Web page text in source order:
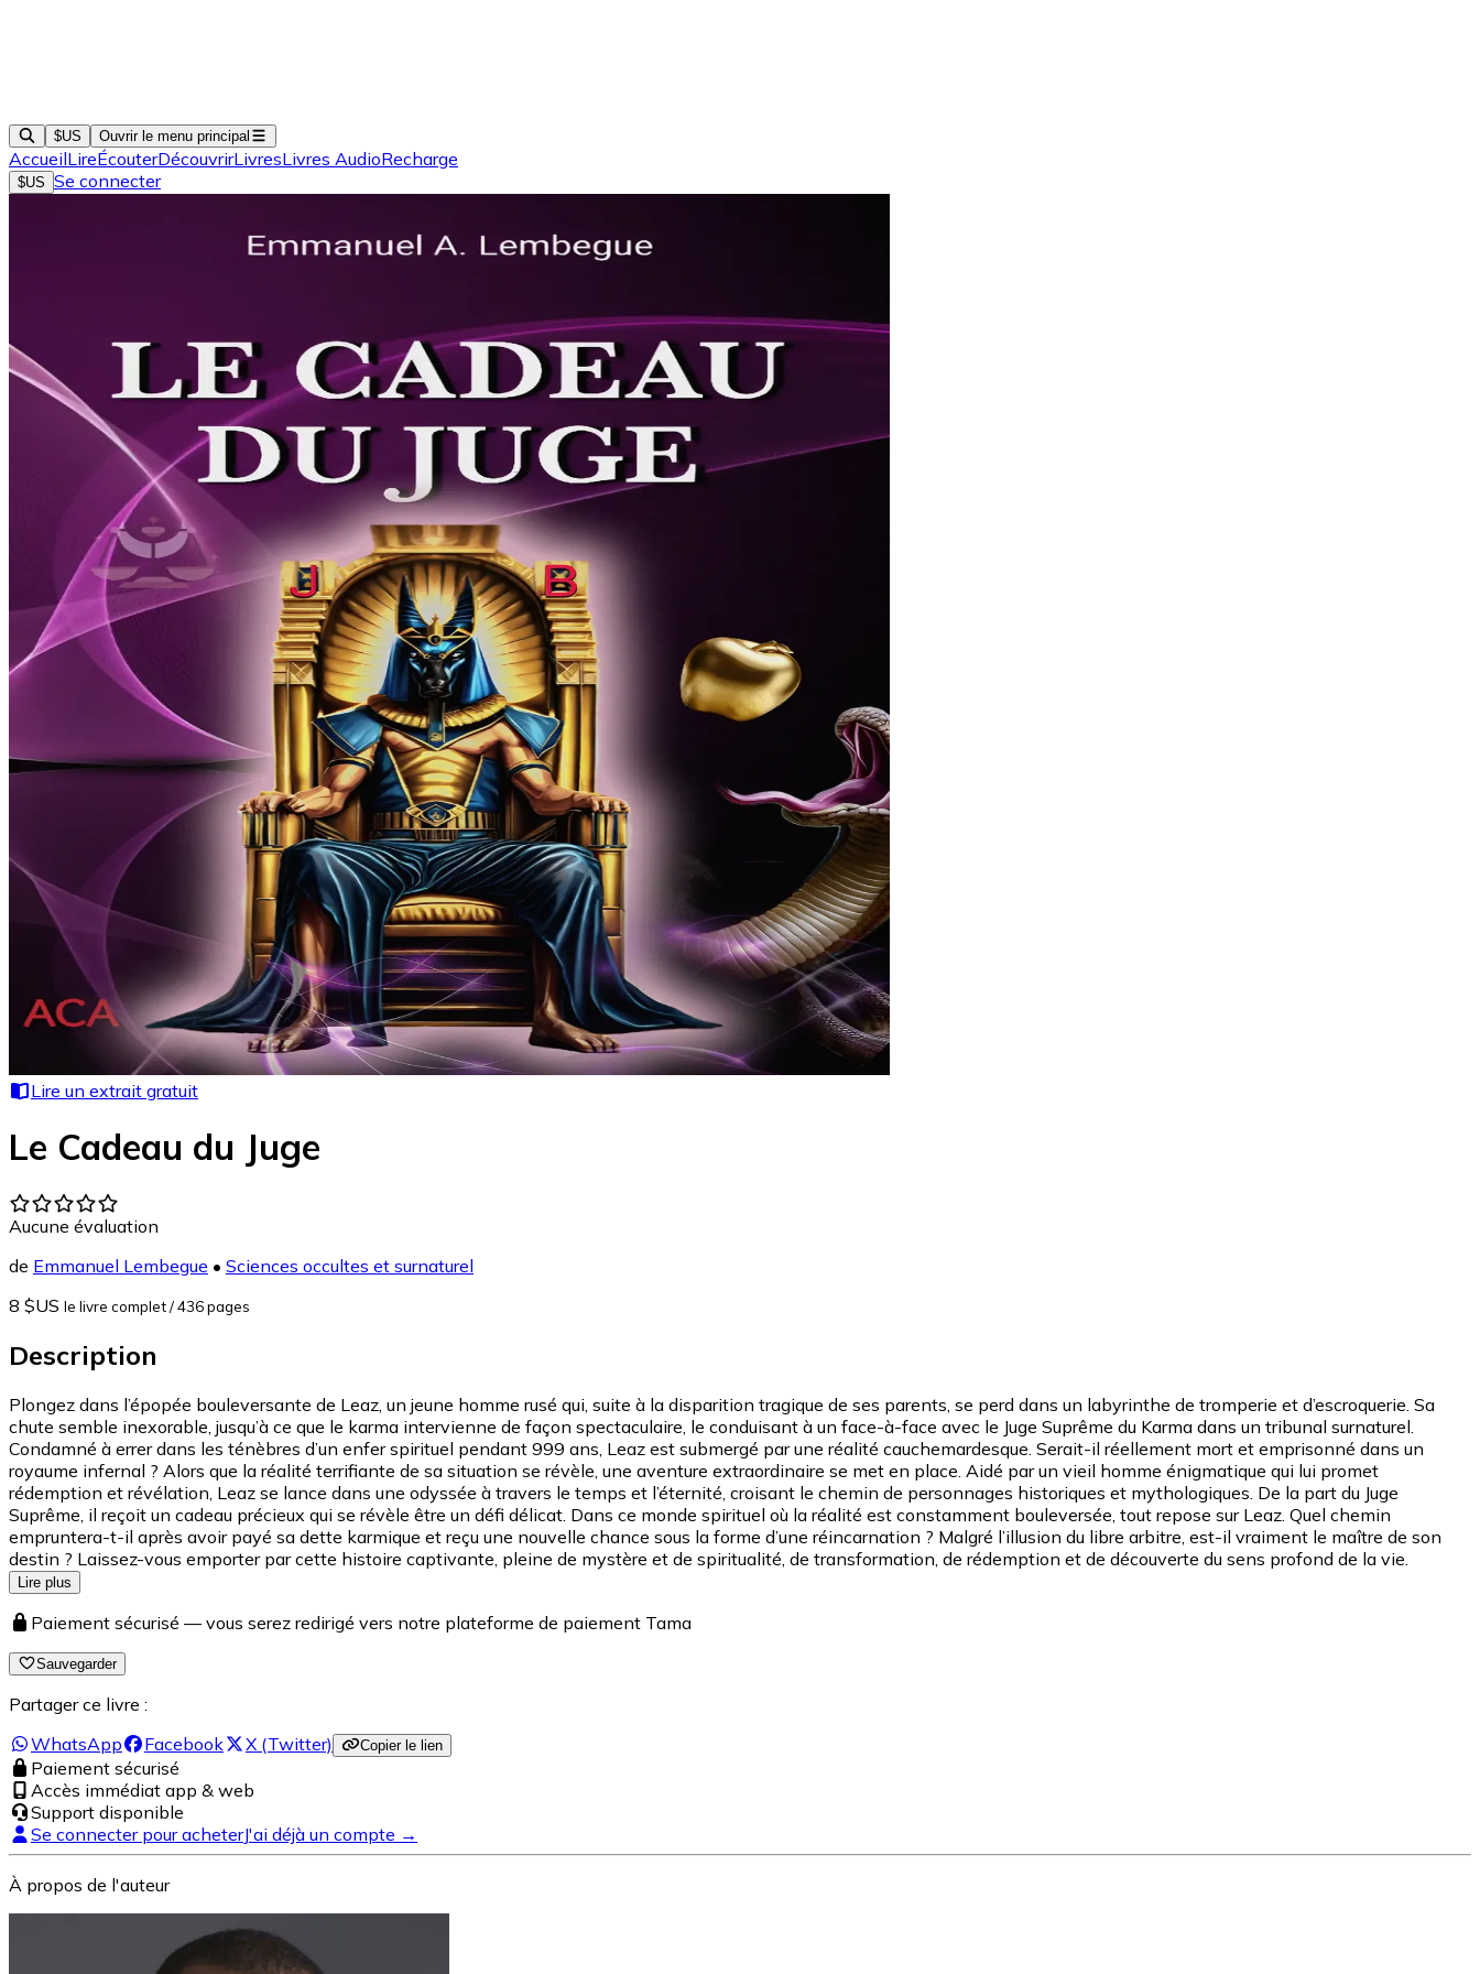
$US Ouvrir le menu principal
AccueilLireÉcouterDécouvrirLivresLivres AudioRecharge
$US Se connecter
Lire un extrait gratuit
Le Cadeau du Juge
Aucune évaluation
de Emmanuel Lembegue • Sciences occultes et surnaturel
8 $US le livre complet/ 436 pages
Description
Plongez dans l’épopée bouleversante de Leaz, un jeune homme rusé qui, suite à la disparition tragique de ses parents, se perd dans un labyrinthe de tromperie et d’escroquerie. Sa
chute semble inexorable, jusqu’à ce que le karma intervienne de façon spectaculaire, le conduisant à un face-à-face avec le Juge Suprême du Karma dans un tribunal surnaturel.
Condamné à errer dans les ténèbres d’un enfer spirituel pendant 999 ans, Leaz est submergé par une réalité cauchemardesque. Serait-il réellement mort et emprisonné dans un
royaume infernal ? Alors que la réalité terrifiante de sa situation se révèle, une aventure extraordinaire se met en place. Aidé par un vieil homme énigmatique qui lui promet
rédemption et révélation, Leaz se lance dans une odyssée à travers le temps et l’éternité, croisant le chemin de personnages historiques et mythologiques. De la part du Juge
Suprême, il reçoit un cadeau précieux qui se révèle être un défi délicat. Dans ce monde spirituel où la réalité est constamment bouleversée, tout repose sur Leaz. Quel chemin
empruntera-t-il après avoir payé sa dette karmique et reçu une nouvelle chance sous la forme d’une réincarnation ? Malgré l’illusion du libre arbitre, est-il vraiment le maître de son
destin ? Laissez-vous emporter par cette histoire captivante, pleine de mystère et de spiritualité, de transformation, de rédemption et de découverte du sens profond de la vie.
Lire plus
Paiement sécurisé — vous serez redirigé vers notre plateforme de paiement Tama
Sauvegarder
Partager ce livre :
WhatsApp
Facebook X (Twitter) Copier le lien
Paiement sécurisé
Accès immédiat app & web
Support disponible
Se connecter pour acheterJ'ai déjà un compte →
À propos de l'auteur